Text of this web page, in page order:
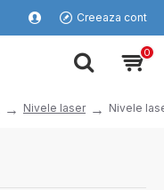
Creeaza cont
0
Nivele laser Nivele